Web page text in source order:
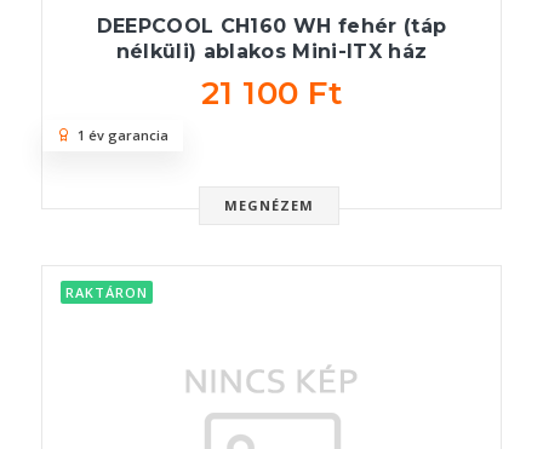
DEEPCOOL CH160 WH fehér (táp
nélküli) ablakos Mini-ITX ház
21 100 Ft
MEGNÉZEM
1 év garancia
RAKTÁRON